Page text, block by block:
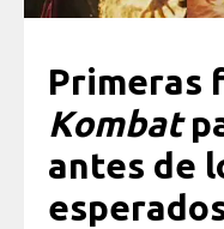
Primeras
Kombat
antes de